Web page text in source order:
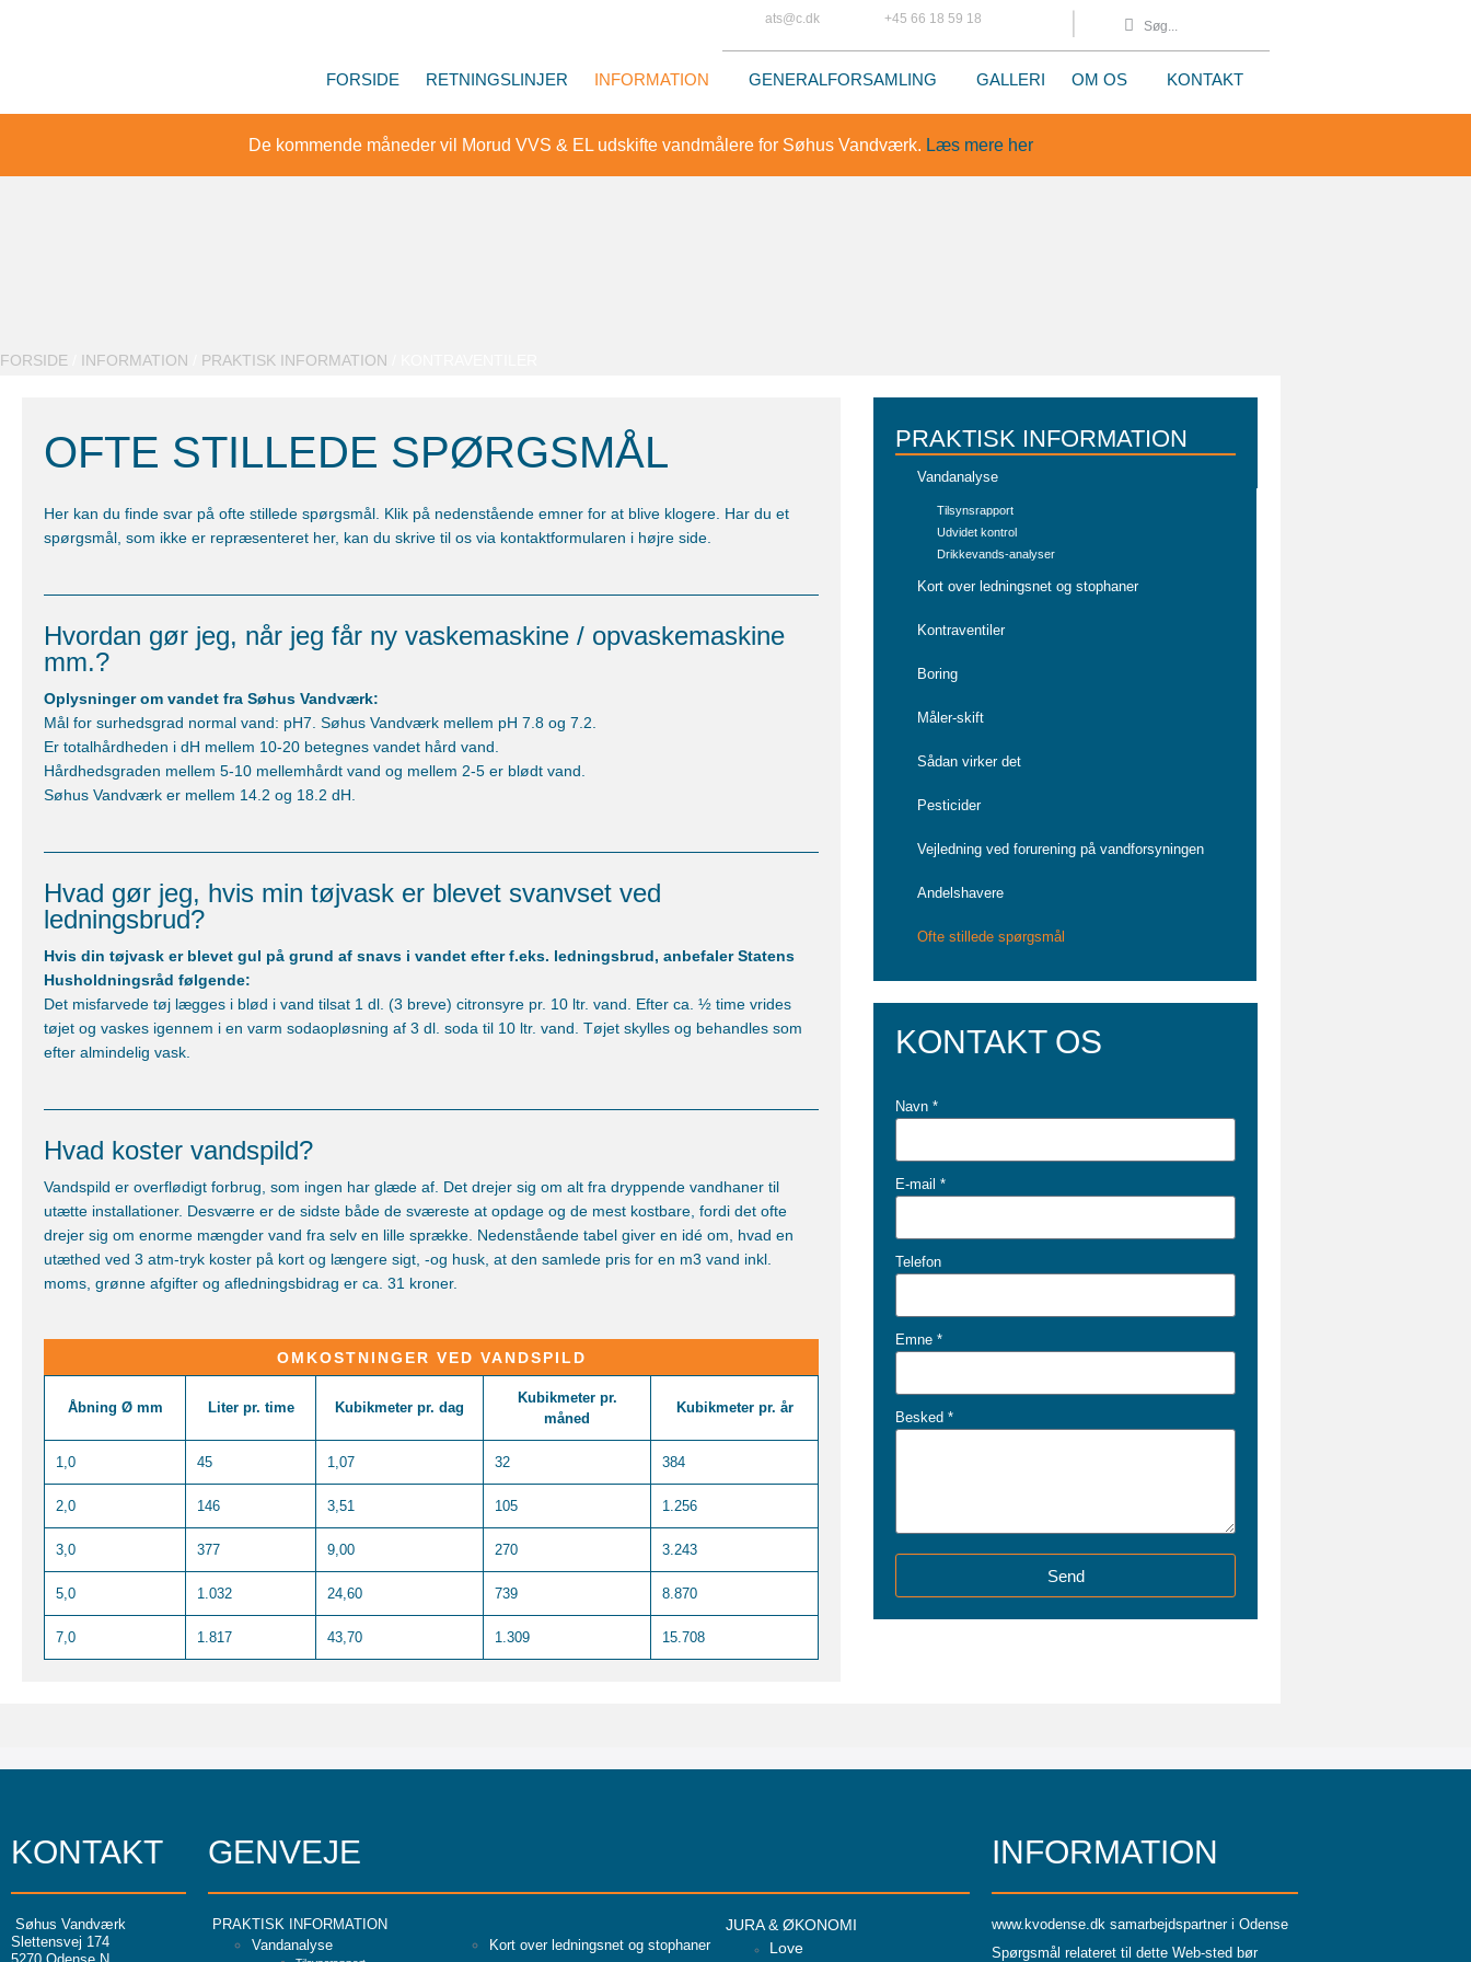
ats@c.dk +45 66 18 59 18
FORSIDE RETNINGSLINJER INFORMATION GENERALFORSAMLING GALLERI OM OS KONTAKT
De kommende måneder vil Morud VVS & EL udskifte vandmålere for Søhus Vandværk. Læs mere her
FORSIDE INFORMATION PRAKTISK INFORMATION
OFTE STILLEDE SPØRGSMÅL
Her kan du finde svar på ofte stillede spørgsmål. Klik på nedenstående emner for at blive klogere. Har du et
spørgsmål, som ikke er repræsenteret her, kan du skrive til os via kontaktformularen i højre side.
Hvordan gør jeg, når jeg får ny vaskemaskine / opvaskemaskine
mm.?
Oplysninger om vandet fra Søhus Vandværk:
Mål for surhedsgrad normal vand: pH7. Søhus Vandværk mellem pH 7.8 og 7.2.
Er totalhårdheden i dH mellem 10-20 betegnes vandet hård vand.
Hårdhedsgraden mellem 5-10 mellemhårdt vand og mellem 2-5 er blødt vand.
Søhus Vandværk er mellem 14.2 og 18.2 dH.
Hvad gør jeg, hvis min tøjvask er blevet svanvset ved
ledningsbrud?
Hvis din tøjvask er blevet gul på grund af snavs i vandet efter f.eks. ledningsbrud, anbefaler Statens
Husholdningsråd følgende:
Det misfarvede tøj lægges i blød i vand tilsat 1 dl. (3 breve) citronsyre pr. 10 ltr. vand. Efter ca. ½ time vrides
tøjet og vaskes igennem i en varm sodaopløsning af 3 dl. soda til 10 ltr. vand. Tøjet skylles og behandles som
efter almindelig vask.
Hvad koster vandspild?
Vandspild er overflødigt forbrug, som ingen har glæde af. Det drejer sig om alt fra dryppende vandhaner til
utætte installationer. Desværre er de sidste både de sværeste at opdage og de mest kostbare, fordi det ofte
drejer sig om enorme mængder vand fra selv en lille sprække. Nedenstående tabel giver en idé om, hvad en
utæthed ved 3 atm-tryk koster på kort og længere sigt, -og husk, at den samlede pris for en m3 vand inkl.
moms, grønne afgifter og afledningsbidrag er ca. 31 kroner.
OMKOSTNINGER VED VANDSPILD
Åbning Ø mm Liter pr. time Kubikmeter pr. dag
Kubikmeter pr.
måned
Kubikmeter pr. år
1,0 45 1,07 32 384
2,0 146 3,51 105 1.256
3,0 377 9,00 270 3.243
5,0 1.032 24,60 739 8.870
7,0 1.817 43,70 1.309 15.708
PRAKTISK INFORMATION
Vandanalyse
Tilsynsrapport
Udvidet kontrol
Drikkevands-analyser
Kort over ledningsnet og stophaner
Kontraventiler
Boring
Måler-skift
Sådan virker det
Pesticider
Vejledning ved forurening på vandforsyningen
Andelshavere
Ofte stillede spørgsmål
KONTAKT OS
Navn *
E-mail *
Telefon
Emne *
Besked *
Send
KONTAKT
Søhus Vandværk
Slettensvej 174
GENVEJE
PRAKTISK INFORMATION
Vandanalyse
Kort over ledningsnet og stophaner
JURA & ØKONOMI
Love
INFORMATION
www.kvodense.dksamarbejdspartner i Odense
Spørgsmål relateret til dette Web-sted bør